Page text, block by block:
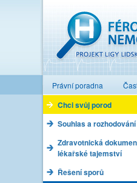
Právní poradna
Chci svůj porod
Souhlas a
Zdravotnická
lékařské tajemství
Řešení sporů